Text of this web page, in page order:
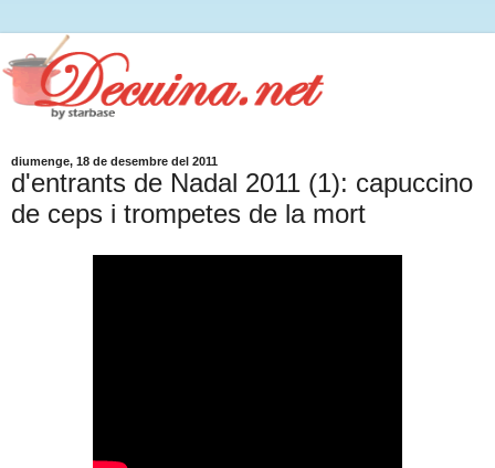
diumenge, 18 de desembre del 2011
d'entrants de Nadal 2011 (1): capuccino
de ceps i trompetes de la mort